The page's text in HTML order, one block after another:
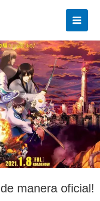
manera oficial!